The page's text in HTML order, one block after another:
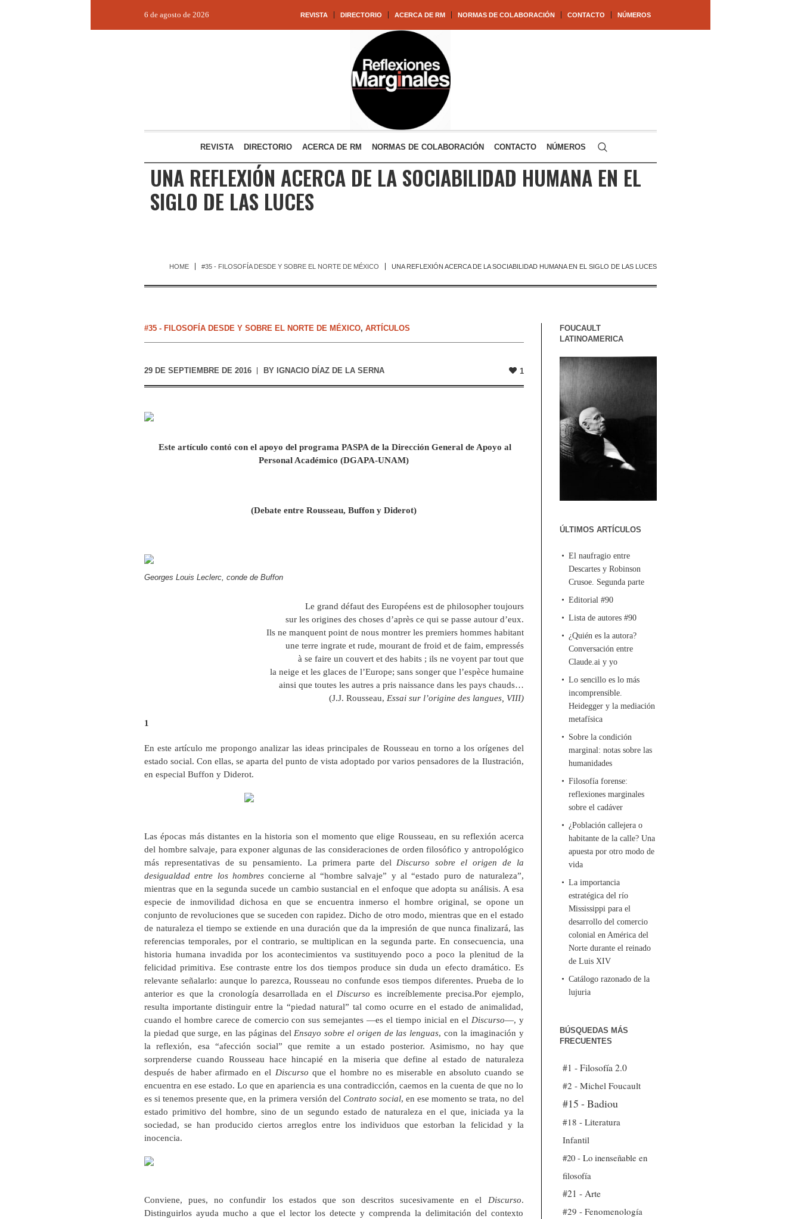
REVISTA DIRECTORIO ACERCA DE RM NORMAS DE COLABORACIÓN CONTACTO NÚMEROS
6 de agosto de 2026
REVISTA DIRECTORIO ACERCA DE RM NORMAS DE COLABORACIÓN CONTACTO NÚMEROS
UNA REFLEXIÓN ACERCA DE LA SOCIABILIDAD HUMANA EN EL
SIGLO DE LAS LUCES
HOME #35 - FILOSOFÍA DESDE Y SOBRE EL NORTE DE MÉXICO UNA REFLEXIÓN ACERCA DE LA SOCIABILIDAD HUMANA EN EL SIGLO DE LAS LUCES
#35 - FILOSOFÍA DESDE Y SOBRE EL NORTE DE MÉXICO, ARTÍCULOS
29 DE SEPTIEMBRE DE 2016 BY IGNACIO DÍAZ DE LA SERNA 1
Este artículo contó con el apoyo del programa PASPA de la Dirección General de Apoyo al
Personal Académico (DGAPA-UNAM)
(Debate entre Rousseau, Buffon y Diderot)
Georges Louis Leclerc, conde de Buffon
Le grand défaut des Européens est de philosopher toujours
sur les origines des choses d’après ce qui se passe autour d’eux.
Ils ne manquent point de nous montrer les premiers hommes habitant
une terre ingrate et rude, mourant de froid et de faim, empressés
à se faire un couvert et des habits ; ils ne voyent par tout que
la neige et les glaces de l’Europe; sans songer que l’espèce humaine
ainsi que toutes les autres a pris naissance dans les pays chauds…
(J.J. Rousseau, Essai sur l’origine des langues, VIII)
1
En este artículo me propongo analizar las ideas principales de Rousseau en torno a los orígenes del
estado social. Con ellas, se aparta del punto de vista adoptado por varios pensadores de la Ilustración,
en especial Buffon y Diderot.
Las épocas más distantes en la historia son el momento que elige Rousseau, en su reflexión acerca
del hombre salvaje, para exponer algunas de las consideraciones de orden filosófico y antropológico
más representativas de su pensamiento. La primera parte del Discurso sobre el origen de la
desigualdad entre los hombres concierne al “hombre salvaje” y al “estado puro de naturaleza”,
mientras que en la segunda sucede un cambio sustancial en el enfoque que adopta su análisis. A esa
especie de inmovilidad dichosa en que se encuentra inmerso el hombre original, se opone un
conjunto de revoluciones que se suceden con rapidez. Dicho de otro modo, mientras que en el estado
de naturaleza el tiempo se extiende en una duración que da la impresión de que nunca finalizará, las
referencias temporales, por el contrario, se multiplican en la segunda parte. En consecuencia, una
historia humana invadida por los acontecimientos va sustituyendo poco a poco la plenitud de la
felicidad primitiva. Ese contraste entre los dos tiempos produce sin duda un efecto dramático. Es
relevante señalarlo: aunque lo parezca, Rousseau no confunde esos tiempos diferentes. Prueba de lo
anterior es que la cronología desarrollada en el Discurso es increíblemente precisa.Por ejemplo,
resulta importante distinguir entre la “piedad natural” tal como ocurre en el estado de animalidad,
cuando el hombre carece de comercio con sus semejantes —es el tiempo inicial en el Discurso—, y
la piedad que surge, en las páginas del Ensayo sobre el origen de las lenguas, con la imaginación y
la reflexión, esa “afección social” que remite a un estado posterior. Asimismo, no hay que
sorprenderse cuando Rousseau hace hincapié en la miseria que define al estado de naturaleza
después de haber afirmado en el Discurso que el hombre no es miserable en absoluto cuando se
encuentra en ese estado. Lo que en apariencia es una contradicción, caemos en la cuenta de que no lo
es si tenemos presente que, en la primera versión del Contrato social, en ese momento se trata, no del
estado primitivo del hombre, sino de un segundo estado de naturaleza en el que, iniciada ya la
sociedad, se han producido ciertos arreglos entre los individuos que estorban la felicidad y la
inocencia.
Conviene, pues, no confundir los estados que son descritos sucesivamente en el Discurso.
Distinguirlos ayuda mucho a que el lector los detecte y comprenda la delimitación del contexto
FOUCAULT
LATINOAMERICA
ÚLTIMOS ARTÍCULOS
El naufragio entre
Descartes y Robinson
Crusoe. Segunda parte
Editorial #90
Lista de autores #90
¿Quién es la autora?
Conversación entre
Claude.ai y yo
Lo sencillo es lo más
incomprensible.
Heidegger y la mediación
metafísica
Sobre la condición
marginal: notas sobre las
humanidades
Filosofía forense:
reflexiones marginales
sobre el cadáver
¿Población callejera o
habitante de la calle? Una
apuesta por otro modo de
vida
La importancia
estratégica del río
Mississippi para el
desarrollo del comercio
colonial en América del
Norte durante el reinado
de Luis XIV
Catálogo razonado de la
lujuria
BÚSQUEDAS MÁS
FRECUENTES
#1 - Filosofía 2.0
#2 - Michel Foucault
#15 - Badiou
#18 - Literatura
Infantil
#20 - Lo inenseñable en
filosofía
#21 - Arte
#29 - Fenomenología